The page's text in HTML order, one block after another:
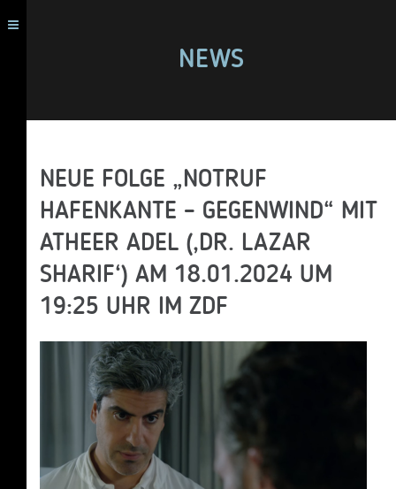
NEWS
NEUE FOLGE „NOTRUF
HAFENKANTE – GEGENWIND“ MIT
ATHEER ADEL (‚DR. LAZAR
SHARIF‘) AM 18.01.2024 UM
19:25 UHR IM ZDF